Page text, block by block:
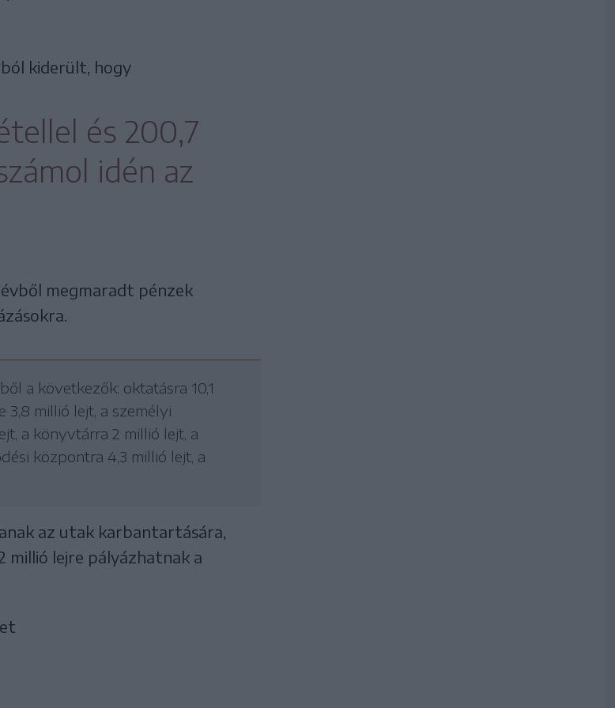
kiderült, hogy
és 200,7
idén az
megmaradt pénzek
a következők: oktatásra 10,1
3,8 millió lejt, a személyi
a könyvtárra 2 millió lejt, a
központra 4,3 millió lejt, a
az utak karbantartására,
millió lejre pályázhatnak a